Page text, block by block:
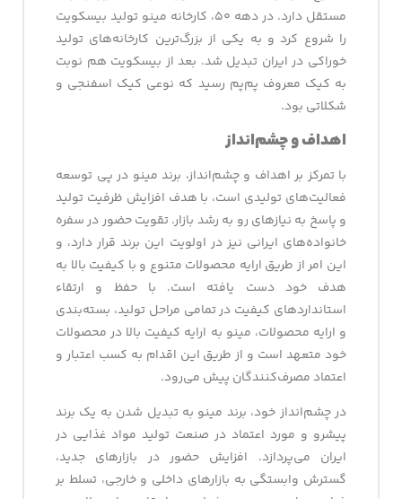
مستقل دارد. در دهه ۵۰، کارخانه مینو تولید بیسکویت
را شروع کرد و به یکی از بزرگ‌ترین کارخانه‌های تولید
خوراکی در ایران تبدیل شد. بعد از بیسکویت هم نوبت
به کیک معروف پم‌پم رسید که نوعی کیک اسفنجی و
شکلاتی بود.
اهداف و چشم‌انداز
با تمرکز بر اهداف و چشم‌انداز، برند مینو در پی توسعه
فعالیت‌های تولیدی است، با هدف افزایش ظرفیت تولید
و پاسخ به نیازهای رو به رشد بازار. تقویت حضور در سفره
خانواده‌های ایرانی نیز در اولویت این برند قرار دارد، و
این امر از طریق ارایه محصولات متنوع و با کیفیت بالا به
هدف خود دست یافته است. با حفظ و ارتقاء
استانداردهای کیفیت در تمامی مراحل تولید، بسته‌بندی
و ارایه محصولات، مینو به ارایه کیفیت بالا در محصولات
خود متعهد است و از طریق این اقدام به کسب اعتبار و
اعتماد مصرف‌کنندگان پیش می‌رود.
در چشم‌انداز خود، برند مینو به تبدیل شدن به یک برند
پیشرو و مورد اعتماد در صنعت تولید مواد غذایی در
ایران می‌پردازد. افزایش حضور در بازارهای جدید،
گسترش وابستگی به بازارهای داخلی و خارجی، تسلط بر